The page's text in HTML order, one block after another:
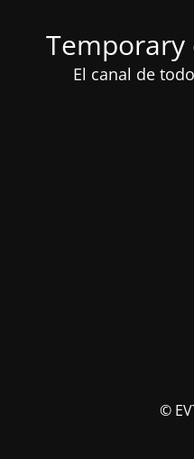
Temporary
El canal de
©